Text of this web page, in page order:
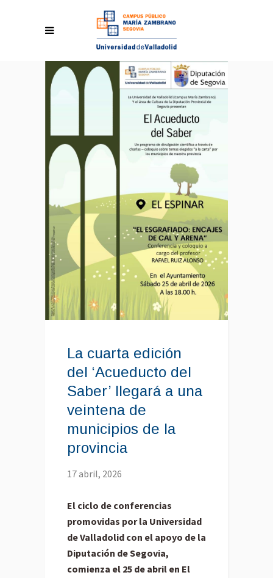
La cuarta edición
del ‘Acueducto del
Saber’ llegará a una
veintena de
municipios de la
provincia
17 abril, 2026
El ciclo de conferencias
promovidas por la Universidad
de Valladolid con el apoyo de la
Diputación de Segovia,
comienza el 25 de abril en El